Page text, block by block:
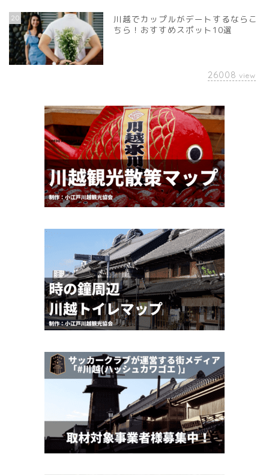
20
川越でカップルがデートするならこ
ちら！おすすめスポット10選
26008 view